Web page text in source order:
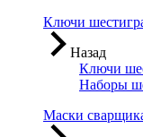
Ключи
Назад
Ключи
Наборы
Маски